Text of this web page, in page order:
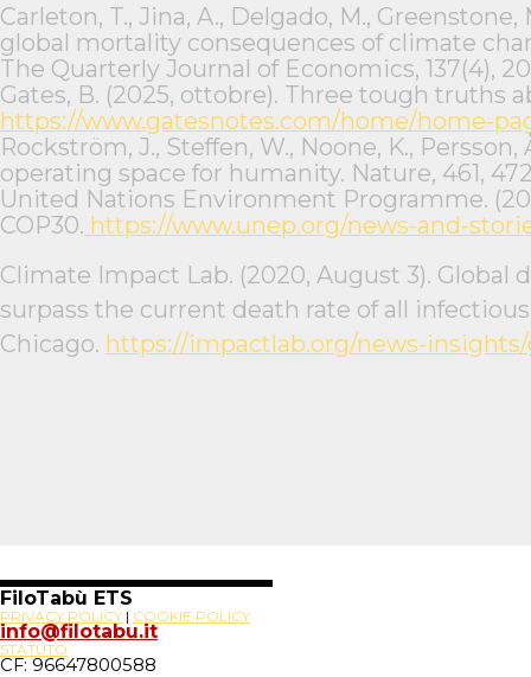
Carleton, T., Jina, A., Delgado, M.,
global mortality consequences of climate
The Quarterly Journal of Economics, 137(4),
Gates, B. (2025, ottobre). Three tough truths
https://www.gatesnotes.com/home/home-
Rockström, J., Steffen, W., Noone, K., Persson,
operating space for humanity. Nature, 461,
United Nations Environment Programme.
COP30. https://www.unep.org/news-and-
Climate Impact Lab. (2020, August 3).
surpass the current death rate of all
Chicago. https://impactlab.org/news-
PRIVACY POLICY | COOKIE POLICY
STATUTO
FiloTabù ETS
info@filotabu.it
CF: 96647800588